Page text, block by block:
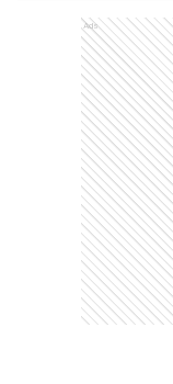
Ads